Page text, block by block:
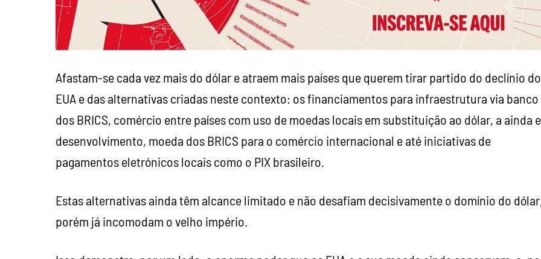
Afastam-se cada vez mais do dólar e atraem mais países que querem tirar partido do declínio
EUA e das alternativas criadas neste contexto: os financiamentos para infraestrutura via banco
dos BRICS, comércio entre países com uso de moedas locais em substituição ao dólar, a ainda
desenvolvimento, moeda dos BRICS para o comércio internacional e até iniciativas de
pagamentos eletrónicos locais como o PIX brasileiro.
Estas alternativas ainda têm alcance limitado e não desafiam decisivamente o domínio do
porém já incomodam o velho império.